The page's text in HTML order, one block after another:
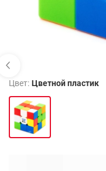
Цвет: Цветной пластик